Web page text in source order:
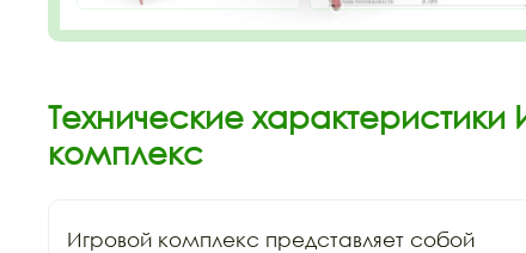
Технические характеристики
комплекс
Игровой комплекс представляет собой